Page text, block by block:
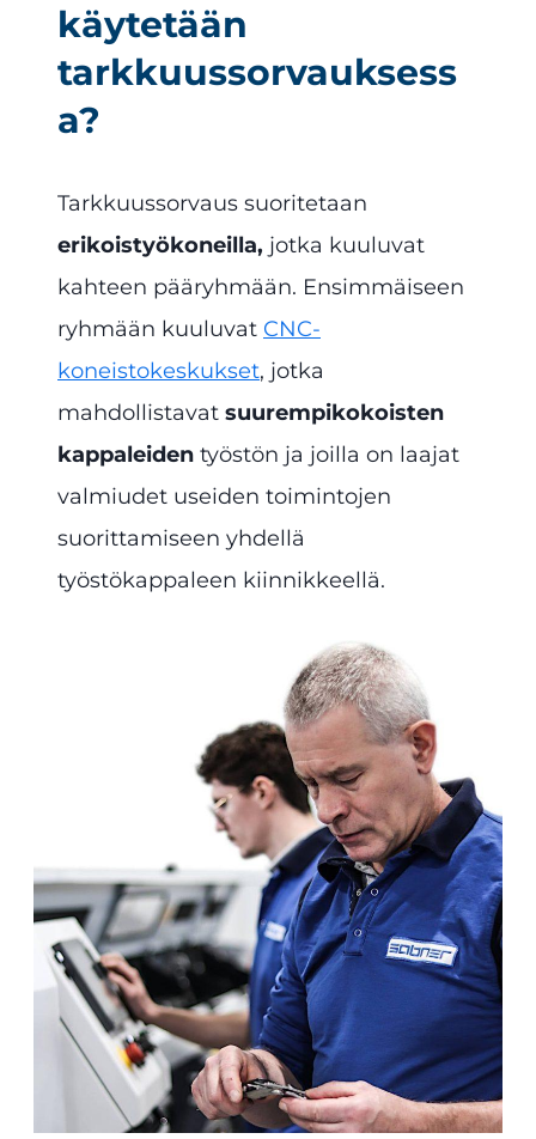
käytetään
tarkkuussorvauksess
a?
Tarkkuussorvaus suoritetaan
erikoistyökoneilla, jotka kuuluvat
kahteen pääryhmään. Ensimmäiseen
ryhmään kuuluvat CNC-
koneistokeskukset, jotka
mahdollistavat suurempikokoisten
kappaleiden työstön ja joilla on laajat
valmiudet useiden toimintojen
suorittamiseen yhdellä
työstökappaleen kiinnikkeellä.